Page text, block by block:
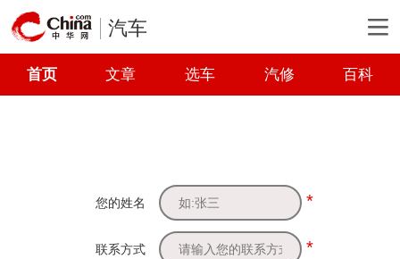
汽车
首页 文章 选车 汽修 百科
您的姓名 *
联系方式 *